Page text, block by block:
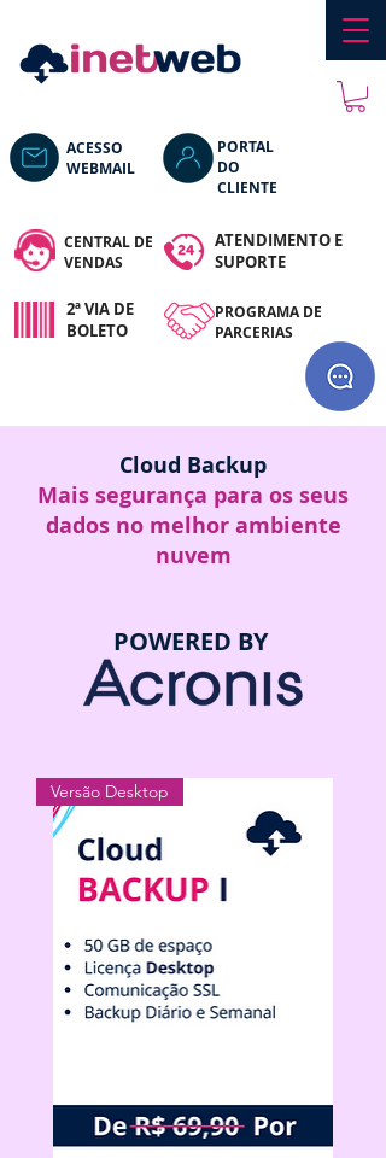
ACESSO
WEBMAIL
PORTAL
DO
CLIENTE
CENTRAL DE
VENDAS
ATENDIMENTO E
SUPORTE
2ª VIA DE
BOLETO
PROGRAMA DE
PARCERIAS
Cloud Backup
Mais segurança para os seus
dados no melhor ambiente
nuvem
POWERED BY
Versão Desktop